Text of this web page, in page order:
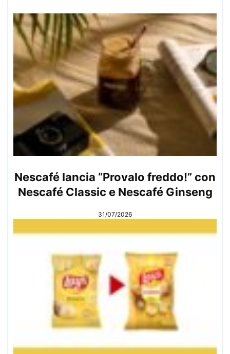
Nescafé lancia “Provalo freddo!” con
Nescafé Classic e Nescafé Ginseng
31/07/2026